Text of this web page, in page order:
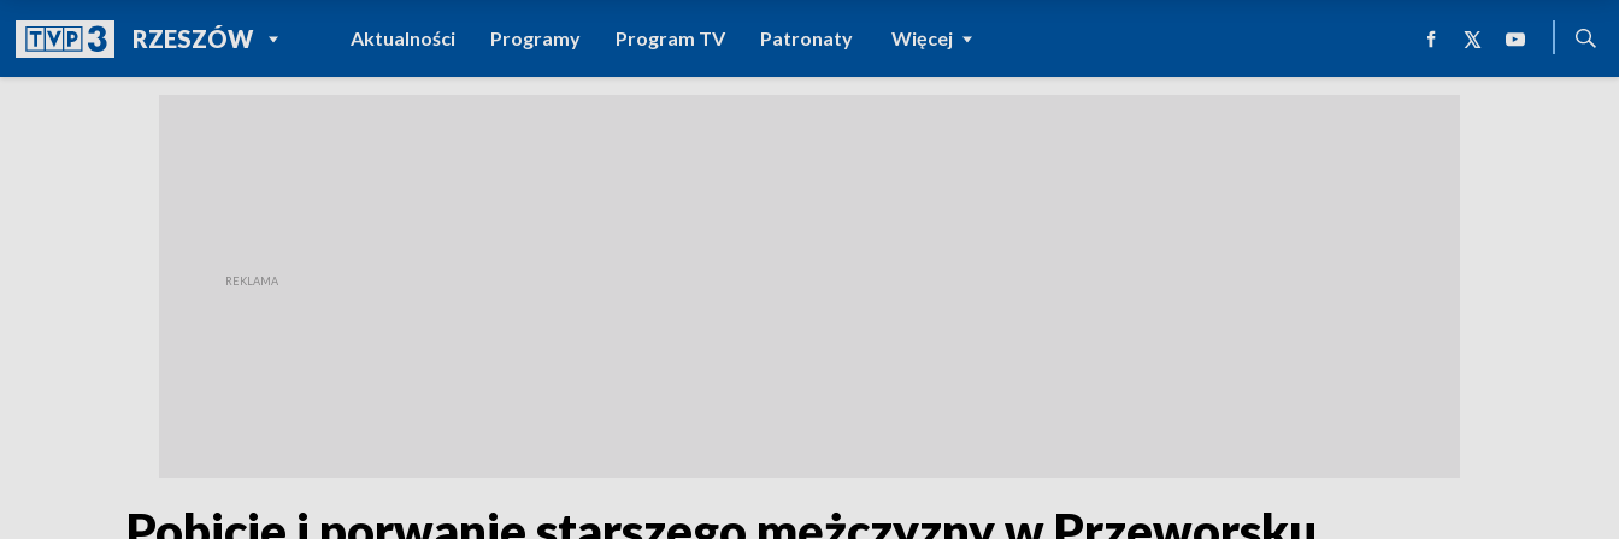
RZESZÓWPOWRÓT DO
TVP REGIONY
Aktualności Programy Program TV Patronaty Więcej